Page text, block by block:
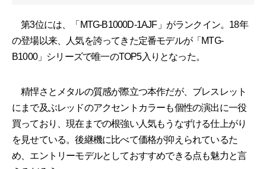
第3位には、「MTG-B1000D-1AJF」がランクイン。18年
の登場以来、人気を誇ってきた定番モデルが「MTG-
B1000」シリーズで唯一のTOP5入りとなった。
精悍さとメタルの質感が際立つ本作だが、ブレスレット
にまで及ぶレッドのアクセントカラーも個性の演出に一役
買っており、現在までの根強い人気もうなずける仕上がり
を見せている。後継機に比べて価格が抑えられているた
め、エントリーモデルとしておすすめできる点も魅力と言